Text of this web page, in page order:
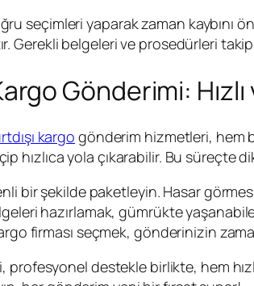
seçimleri yaparak zaman kaybını
Gerekli belgeleri ve prosedürleri
Gönderimi:
kargo gönderim hizmetleri, hem
hızlıca yola çıkarabilir. Bu süreçte
bir şekilde paketleyin. Hasar
hazırlamak, gümrükte
firması seçmek, gönderinizin
profesyonel destekle birlikte, hem